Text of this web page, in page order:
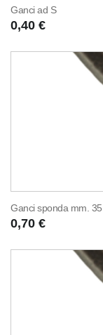
Ganci ad S
0,40 €
Ganci sponda mm. 35
0,70 €